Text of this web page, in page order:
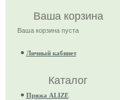
Ваша корзина
Ваша корзина пуста
Личный кабинет
Каталог
Пряжа ALIZE